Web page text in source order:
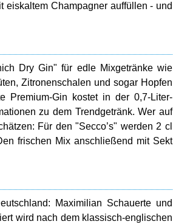
eiskaltem Champagner auffüllen - und
Dry Gin" für edle Mixgetränke wie
Zitronenschalen und sogar Hopfen
Premium-Gin kostet in der 0,7-Liter-
zu dem Trendgetränk. Wer auf
Für den "Secco’s" werden 2 cl
frischen Mix anschließend mit Sekt
Maximilian Schauerte und
wird nach dem klassisch-englischen